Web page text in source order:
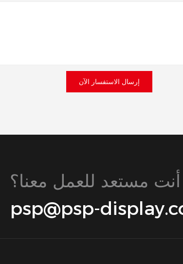
إرسال الاستفسار الآن
مستعد للعمل معنا؟
psp@psp-